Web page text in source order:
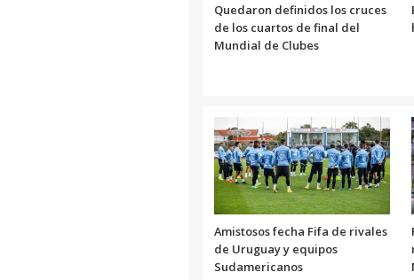
Quedaron definidos los cruces
de los cuartos de final del
Mundial de Clubes
Amistosos fecha Fifa de rivales
de Uruguay y equipos
Sudamericanos